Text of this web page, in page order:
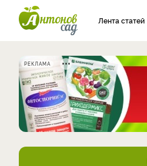
Лента статей
РЕКЛАМА